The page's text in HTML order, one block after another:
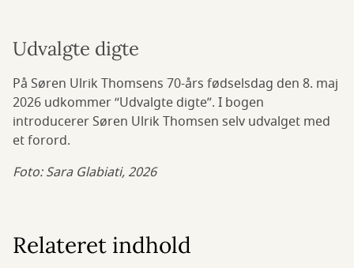
Udvalgte digte
På Søren Ulrik Thomsens 70-års fødselsdag den 8. maj
2026 udkommer “Udvalgte digte”. I bogen
introducerer Søren Ulrik Thomsen selv udvalget med
et forord.
Foto: Sara Glabiati, 2026
Relateret indhold